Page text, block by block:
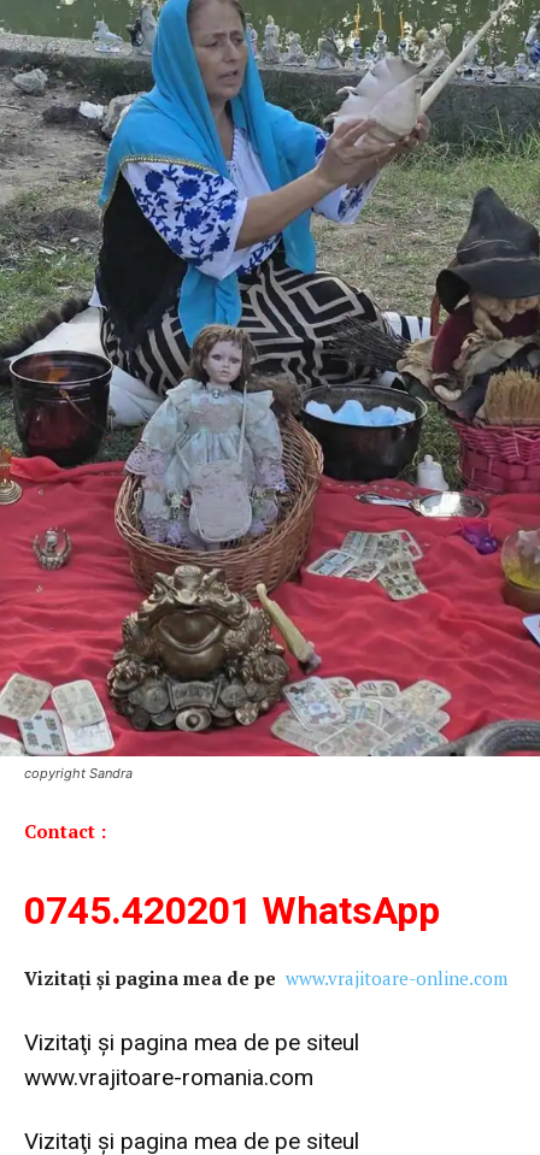
copyright Sandra
Contact :
0745.420201 WhatsApp
Vizitaţi şi pagina mea de pe www.vrajitoare-online.com
Vizitaţi şi pagina mea de pe siteul
www.vrajitoare-romania.com
Vizitaţi şi pagina mea de pe siteul